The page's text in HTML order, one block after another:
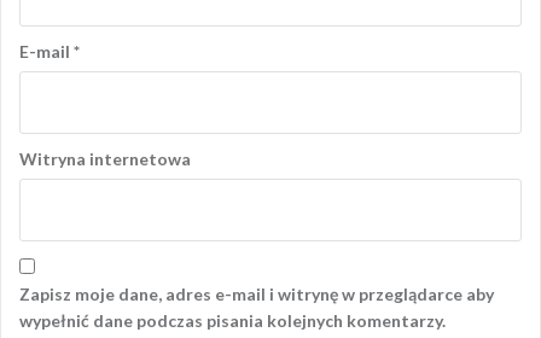
E-mail *
Witryna internetowa
Zapisz moje dane, adres e-mail i witrynę w przeglądarce aby
wypełnić dane podczas pisania kolejnych komentarzy.